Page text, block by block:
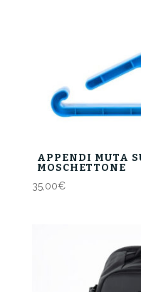
APPENDI MUTA
MOSCHETTONE
35,00€